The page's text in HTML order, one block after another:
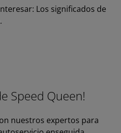
Los significados de
Speed Queen!
nuestros expertos para